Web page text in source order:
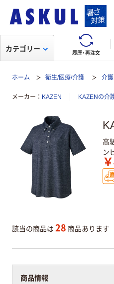
履歴・再注文
カテゴリー
ホーム 衛生/医療/介護 介
メーカー KAZEN KAZENの介
高
ン
該当の商品は 28 商品あります
商品情報